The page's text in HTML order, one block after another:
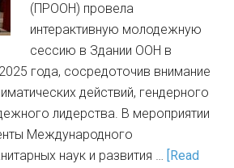
(ПРООН) провела
интерактивную молодежную
сессию в Здании ООН в
года, сосредоточив внимание
действий, гендерного
лидерства. В мероприятии
Международного
наук и развития … [Read